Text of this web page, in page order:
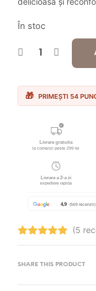
În stoc
PRIMEȘTI 54
Evaluat la
din 5
(5
SHARE THIS PRODUCT